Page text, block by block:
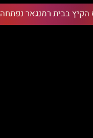
בבית רמנגאר נפתחה